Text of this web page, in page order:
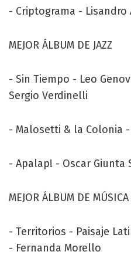
- Criptograma - Lisandro
MEJOR ÁLBUM DE JAZZ
- Sin Tiempo - Leo
Sergio Verdinelli
- Malosetti & la Colonia
- Apalap! - Oscar Giunta
MEJOR ÁLBUM DE
- Territorios - Paisaje
- Fernanda Morello